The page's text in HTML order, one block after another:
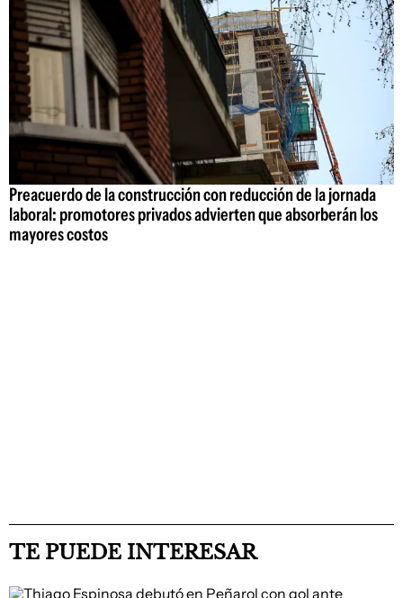
Preacuerdo de la construcción con reducción de la jornada
laboral: promotores privados advierten que absorberán los
mayores costos
TE PUEDE INTERESAR